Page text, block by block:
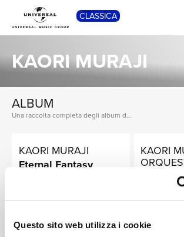
Questo sito web utilizza i cookie
CLASSICA
KAORI MURAJI
ALBUM
Una raccolta completa degli album di Kaori Muraji, dalle prime produzioni ai successi più recenti.
KAORI MURAJI
Eternal Fantasy
KAORI
PABLO
de
BONUS /
TOUR
RICERCA